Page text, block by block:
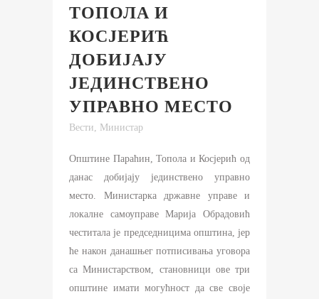
ТОПОЛА И
КОСЈЕРИЋ
ДОБИЈАЈУ
ЈЕДИНСТВЕНО
УПРАВНО МЕСТО
Вести, Министар
Општине Параћин, Топола и Косјерић од
данас добијају јединствено управно
место. Министарка државне управе и
локалне самоуправе Марија Обрадовић
честитала је председницима општина, јер
ће након данашњег потписивања уговора
са Министарством, становници ове три
општине имати могућност да све своје